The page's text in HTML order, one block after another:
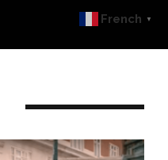
French ▼